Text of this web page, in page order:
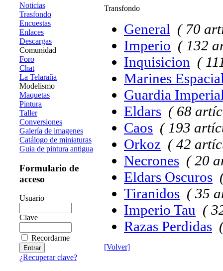
Noticias
Trasfondo
Encuestas
Enlaces
Descargas
Comunidad
Foro
Chat
La Telaraña
Modelismo
Maquetas
Pintura
Taller
Conversiones
Galería de imagenes
Catálogo de miniaturas
Guia de pintura antigua
Formulario de
acceso
Usuario
Clave
Recordarme
¿Recuperar clave?
Transfondo
General ( 70
Imperio ( 132
Inquisicion (
Marines
Guardia
Eldars ( 68
Caos ( 193
Orkoz ( 42
Necrones ( 20
Eldars Oscuros
Tiranidos ( 35
Imperio Tau (
Razas Perdidas
[Volver]